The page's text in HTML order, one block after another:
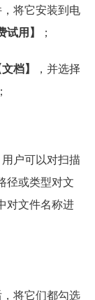
将它安装到电
试用】 ；
文档】
，并选择
；
户可以对扫描
径或类型对文
对文件名称进
将它们都勾选